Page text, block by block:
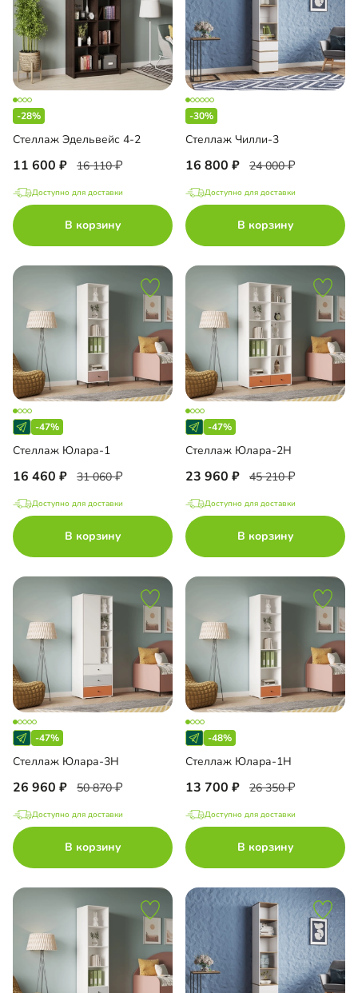
-28%
Стеллаж Эдельвейс 4-2
11 600 16 110
Доступно для доставки
В корзину
-30%
Стеллаж Чилли-3
16 800 24 000
Доступно для доставки
В корзину
-47%
Стеллаж Юлара-1
16 460 31 060
Доступно для доставки
В корзину
-47%
Стеллаж Юлара-2Н
23 960 45 210
Доступно для доставки
В корзину
-47%
Стеллаж Юлара-3Н
26 960 50 870
Доступно для доставки
В корзину
-48%
Стеллаж Юлара-1Н
13 700 26 350
Доступно для доставки
В корзину